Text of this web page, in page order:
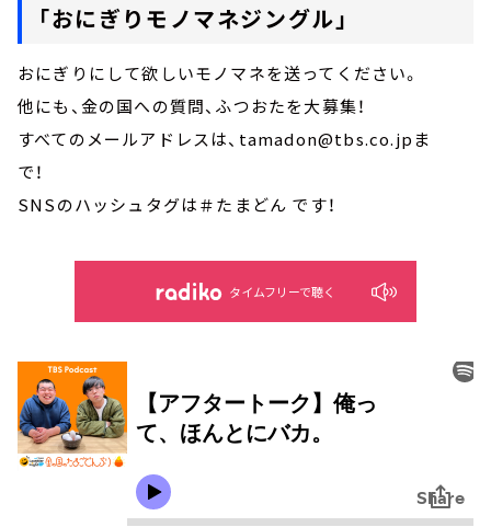
「おにぎりモノマネジングル」
おにぎりにして欲しいモノマネを送ってください。
他にも、金の国への質問、ふつおたを大募集！
すべてのメールアドレスは、tamadon@tbs.co.jpま
で！
SNSのハッシュタグは＃たまどん です！
タイムフリーで聴く